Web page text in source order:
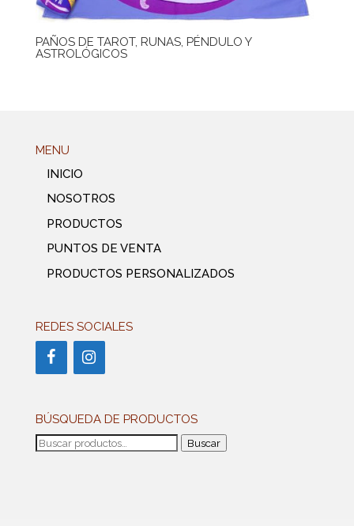
PAÑOS DE TAROT, RUNAS, PÉNDULO Y
ASTROLÓGICOS
MENU
INICIO
NOSOTROS
PRODUCTOS
PUNTOS DE VENTA
PRODUCTOS PERSONALIZADOS
REDES SOCIALES
BÚSQUEDA DE PRODUCTOS
Buscar
Buscar